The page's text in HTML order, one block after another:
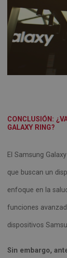
CONCLUSIÓN:
GALAXY RING?
El Samsung
que buscan un
enfoque en la
funciones
dispositivos
Sin embargo,